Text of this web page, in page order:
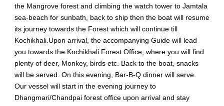
the Mangrove forest and climbing the watch tower to Jamtala
sea-beach for sunbath, back to ship then the boat will resume
its journey towards the Forest which will continue till
Kochikhali.Upon arrival, the accompanying Guide will lead
you towards the Kochikhali Forest Office, where you will find
plenty of deer, Monkey, birds etc. Back to the boat, snacks
will be served. On this evening, Bar-B-Q dinner will serve.
Our vessel will start in the evening journey to
Dhangmari/Chandpai forest office upon arrival and stay